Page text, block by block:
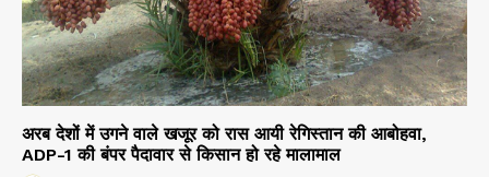
अरब देशों में उगने वाले खजूर को रास आयी रेगिस्तान की आबोहवा,
ADP-1 की बंपर पैदावार से किसान हो रहे मालामाल